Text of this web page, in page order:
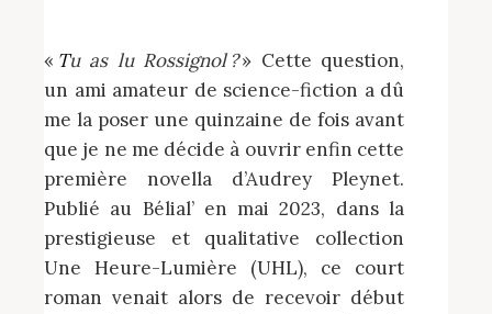
« Tu as lu Rossignol ?» Cette question,
un ami amateur de science-fiction a dû
me la poser une quinzaine de fois avant
que je ne me décide à ouvrir enfin cette
première novella d’Audrey Pleynet.
Publié au Bélial’ en mai 2023, dans la
prestigieuse et qualitative collection
Une Heure-Lumière (UHL), ce court
roman venait alors de recevoir début